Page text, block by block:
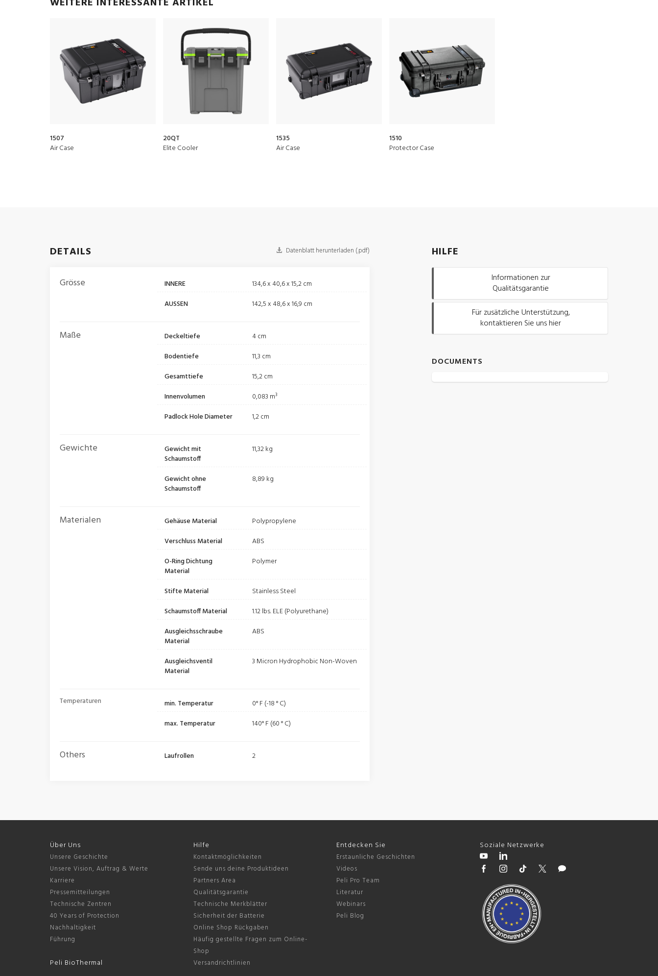
1507
Air Case
20QT
Elite Cooler
1535
Air Case
1510
Protector Case
DETAILS Datenblatt herunterladen (.pdf)
Grösse INNERE
134,6 x 40,6 x 15,2 cm
AUSSEN
142,5 x 48,6 x 16,9 cm
Maße Deckeltiefe
4 cm
Bodentiefe
11,3 cm
Gesamttiefe
15,2 cm
Innenvolumen
0,083 m³
Padlock Hole Diameter
1,2 cm
Gewichte
Gewicht mit
Schaumstoff
11,32 kg
Gewicht ohne
Schaumstoff
8,89 kg
Materialen Gehäuse Material
Polypropylene
Verschluss Material
ABS
O-Ring Dichtung
Material
Polymer
Stifte Material
Stainless Steel
Schaumstoff Material
1.12 lbs. ELE (Polyurethane)
Ausgleichsschraube
Material
ABS
Ausgleichsventil
Material
3 Micron Hydrophobic Non-Woven
Temperaturen min. Temperatur
0° F (-18 ° C)
max. Temperatur
140° F (60 ° C)
Others Laufrollen 2
HILFE
Informationen zur
Qualitätsgarantie
Für zusätzliche Unterstützung,
kontaktieren Sie uns hier
DOCUMENTS
Über Uns
Unsere Geschichte
Unsere Vision, Auftrag & Werte
Karriere
Pressemitteilungen
Technische Zentren
40 Years of Protection
Nachhaltigkeit
Führung
Peli BioThermal
Hilfe
Kontaktmöglichkeiten
Sende uns deine Produktideen
Partners Area
Qualitätsgarantie
Technische Merkblätter
Sicherheit der Batterie
Online Shop Rückgaben
Häufig gestellte Fragen zum Online-
Shop
Versandrichtlinien
Entdecken Sie
Erstaunliche Geschichten
Videos
Peli Pro Team
Literatur
Webinars
Peli Blog
Soziale Netzwerke